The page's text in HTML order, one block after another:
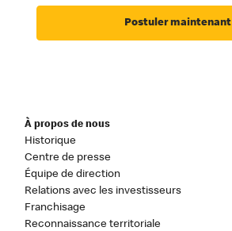
Postuler maintenant
À propos de nous
Historique
Centre de presse
Équipe de direction
Relations avec les investisseurs
Franchisage
Reconnaissance territoriale